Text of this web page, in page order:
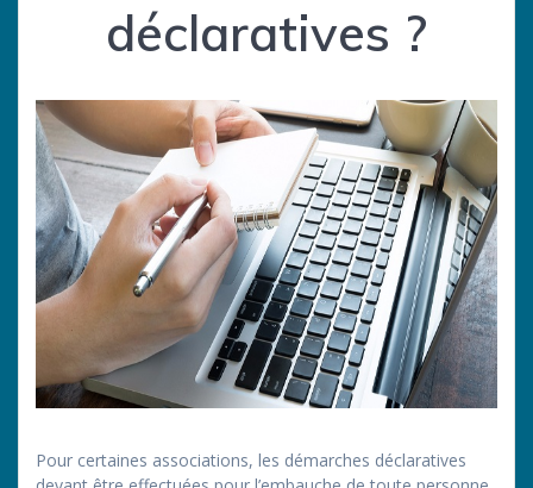
déclaratives ?
Pour certaines associations, les démarches déclaratives